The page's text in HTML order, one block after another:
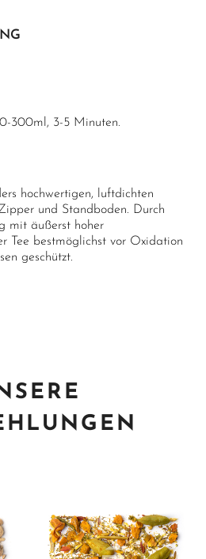
300ml, 3-5 Minuten.
hochwertigen, luftdichten
und Standboden. Durch
mit äußerst hoher
Tee bestmöglichst vor Oxidation
geschützt.